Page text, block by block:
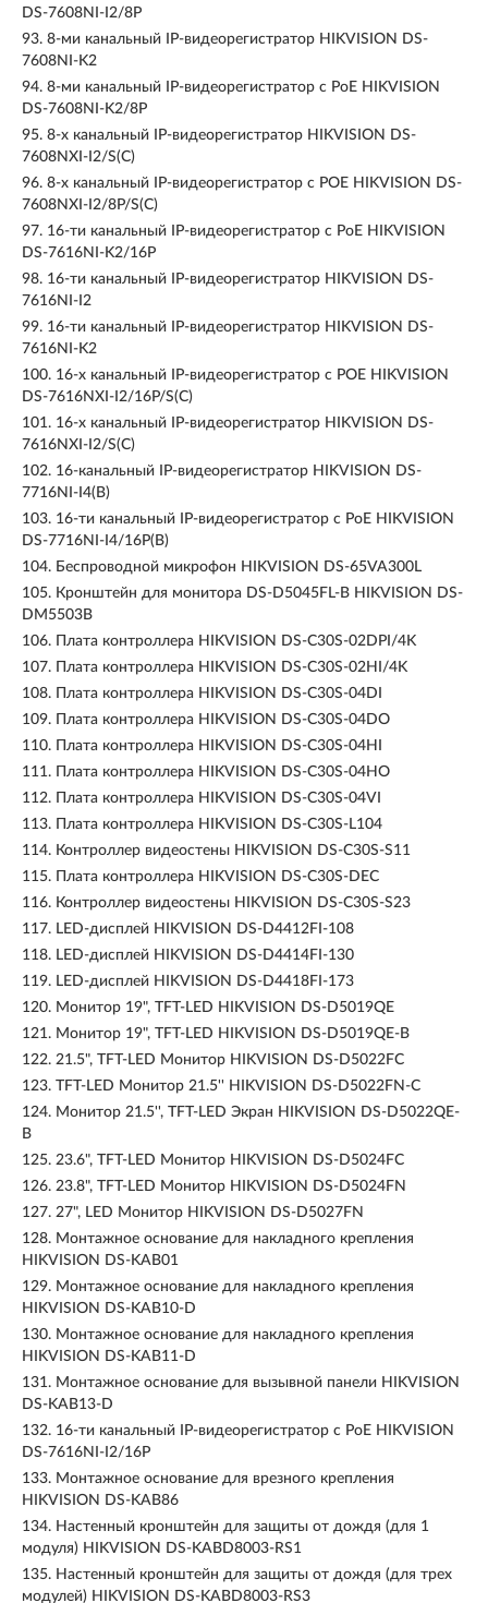
DS-7608NI-I2/8P
93. 8-ми канальный IP-видеорегистратор HIKVISION DS-
7608NI-K2
94. 8-ми канальный IP-видеорегистратор с PoE HIKVISION
DS-7608NI-K2/8P
95. 8-х канальный IP-видеорегистратор HIKVISION DS-
7608NXI-I2/S(C)
96. 8-х канальный IP-видеорегистратор с POE HIKVISION DS-
7608NXI-I2/8P/S(C)
97. 16-ти канальный IP-видеорегистратор с PoE HIKVISION
DS-7616NI-K2/16P
98. 16-ти канальный IP-видеорегистратор HIKVISION DS-
7616NI-I2
99. 16-ти канальный IP-видеорегистратор HIKVISION DS-
7616NI-K2
100. 16-х канальный IP-видеорегистратор с POE HIKVISION
DS-7616NXI-I2/16P/S(C)
101. 16-х канальный IP-видеорегистратор HIKVISION DS-
7616NXI-I2/S(C)
102. 16-канальный IP-видеорегистратор HIKVISION DS-
7716NI-I4(B)
103. 16-ти канальный IP-видеорегистратор с PoE HIKVISION
DS-7716NI-I4/16P(B)
104. Беспроводной микрофон HIKVISION DS-65VA300L
105. Кронштейн для монитора DS-D5045FL-B HIKVISION DS-
DM5503B
106.
Плата контроллера HIKVISION DS-C30S-02DPI/4K
107.
Плата контроллера HIKVISION DS-C30S-02HI/4K
108.
Плата контроллера HIKVISION DS-C30S-04DI
109.
Плата контроллера HIKVISION DS-C30S-04DO
110.
Плата контроллера HIKVISION DS-C30S-04HI
111.
Плата контроллера HIKVISION DS-C30S-04HO
112.
Плата контроллера HIKVISION DS-C30S-04VI
113.
Плата контроллера HIKVISION DS-C30S-L104
114. Контроллер видеостены HIKVISION DS-C30S-S11
115.
Плата контроллера HIKVISION DS-C30S-DEC
116. Контроллер видеостены HIKVISION DS-C30S-S23
117. LED-дисплей HIKVISION DS-D4412FI-108
118. LED-дисплей HIKVISION DS-D4414FI-130
119. LED-дисплей HIKVISION DS-D4418FI-173
120. Монитор 19", TFT-LED HIKVISION DS-D5019QE
121. Монитор 19", TFT-LED HIKVISION DS-D5019QE-B
122. 21.5", TFT-LED Монитор HIKVISION DS-D5022FC
123. TFT-LED Монитор 21.5'' HIKVISION DS-D5022FN-C
124. Монитор 21.5'', TFT-LED Экран HIKVISION DS-D5022QE-
B
125. 23.6", TFT-LED Монитор HIKVISION DS-D5024FC
126. 23.8", TFT-LED Монитор HIKVISION DS-D5024FN
127. 27", LED Монитор HIKVISION DS-D5027FN
128. Монтажное основание для накладного крепления
HIKVISION DS-KAB01
129. Монтажное основание для накладного крепления
HIKVISION DS-KAB10-D
130. Монтажное основание для накладного крепления
HIKVISION DS-KAB11-D
131. Монтажное основание для вызывной панели HIKVISION
DS-KAB13-D
132. 16-ти канальный IP-видеорегистратор c PoE HIKVISION
DS-7616NI-I2/16P
133. Монтажное основание для врезного крепления
HIKVISION DS-KAB86
134. Настенный кронштейн для защиты от дождя (для 1
модуля) HIKVISION DS-KABD8003-RS1
135. Настенный кронштейн для защиты от дождя (для трех
модулей) HIKVISION DS-KABD8003-RS3